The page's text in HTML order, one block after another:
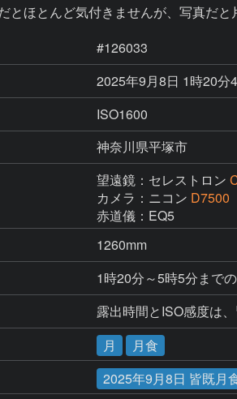
とほとんど気付きませんが、写真だと
#126033
2025年9月8日 1時20分
ISO1600
神奈川県平塚市
望遠鏡：セレストロン
カメラ：ニコン D7500
赤道儀：EQ5
1260mm
1時20分～5時5分まで
露出時間とISO感度は
月
月食
2025年9月8日 皆既月